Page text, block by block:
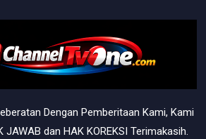
Dengan Pemberitaan Kami, Kami
JAWAB dan HAK KOREKSI Terimakasih.